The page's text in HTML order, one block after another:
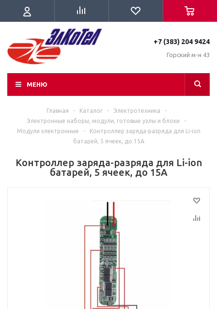
+7 (383) 204 9424
Горский м-н 43
МЕНЮ
Главная - Каталог - Электротехника
-
Электронные наборы, модули, готовые узлы и блоки
-
Модули электронные
-
Контроллер заряда-разряда для Li-ion
батарей, 5 ячеек, до 15А
Контроллер заряда-разряда для Li-ion
батарей, 5 ячеек, до 15А